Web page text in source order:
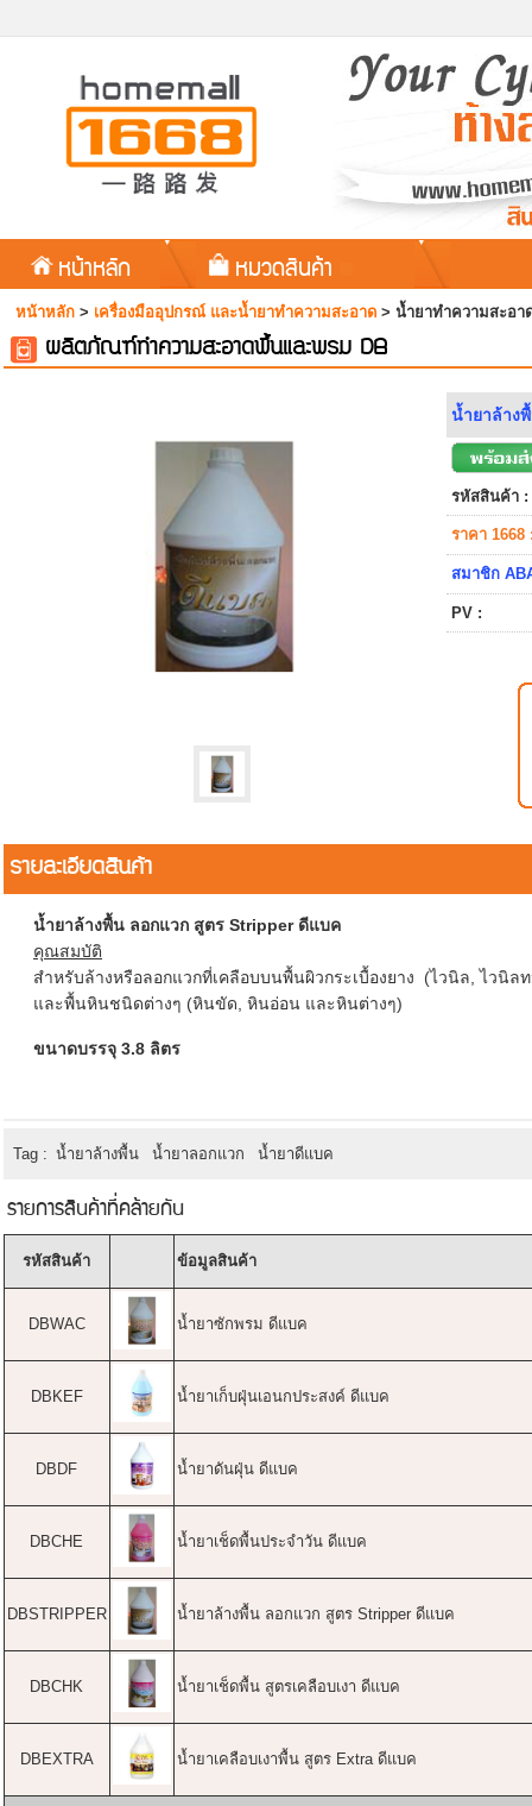
หน้าหลัก หมวดสินค้า
หน้าหลัก > เครื่องมืออุปกรณ์ และน้ำยาทำความสะอาด > น้ำยาทำความสะอ
ผลิตภัณฑ์ทำความสะอาดพื้นและพรม DB
น้ำยาล้าง
รหัสสินค้า :
ราคา 1668
สมาชิก
PV :
รายละเอียดสินค้า
น้ำยาล้างพื้น ลอกแวก สูตร Stripper ดีแบค
คุณสมบัติ
สำหรับล้างหรือลอกแวกที่เคลือบบนพื้นผิวกระเบื้องยาง (ไวนิล, ไวนิล
และพื้นหินชนิดต่างๆ (หินขัด, หินอ่อน และหินต่างๆ)
ขนาดบรรจุ 3.8 ลิตร
Tag : น้ำยาล้างพื้น น้ำยาลอกแวก น้ำยาดีแบค
รายการสินค้าที่คล้ายกัน
รหัสสินค้า ข้อมูลสินค้า
DBWAC น้ำยาซักพรม ดีแบค
DBKEF น้ำยาเก็บฝุ่นเอนกประสงค์ ดีแบค
DBDF น้ำยาดันฝุ่น ดีแบค
DBCHE น้ำยาเช็ดพื้นประจำวัน ดีแบค
DBSTRIPPER น้ำยาล้างพื้น ลอกแวก สูตร Stripper ดีแบค
DBCHK น้ำยาเช็ดพื้น สูตรเคลือบเงา ดีแบค
DBEXTRA น้ำยาเคลือบเงาพื้น สูตร Extra ดีแบค